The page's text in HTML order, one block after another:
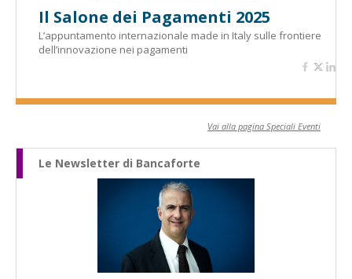
Il Salone dei Pagamenti 2025
L’appuntamento internazionale made in Italy sulle frontiere
dell’innovazione nei pagamenti
Vai alla pagina Speciali Eventi
Le Newsletter di Bancaforte